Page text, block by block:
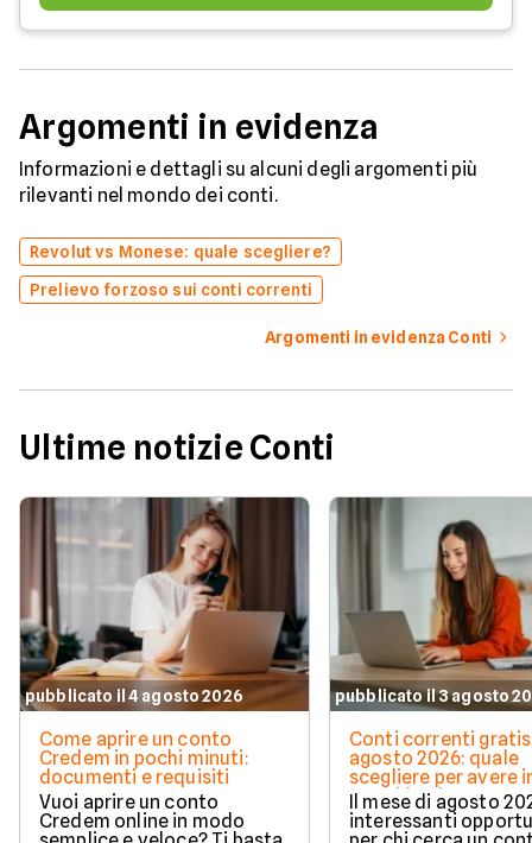
Argomenti in evidenza
Informazioni e dettagli su alcuni degli argomenti più
rilevanti nel mondo dei conti.
Revolut vs Monese: quale scegliere?
Prelievo forzoso sui conti correnti
Argomenti in evidenza Conti
Ultime notizie Conti
pubblicato il 4 agosto 2026
Come aprire un conto
Credem in pochi minuti:
documenti e requisiti
Vuoi aprire un conto
Credem online in modo
pubblicato il 3 agosto
Conti correnti
agosto 2026: quale
scegliere per avere
e cashback?
Il mese di agosto
interessanti